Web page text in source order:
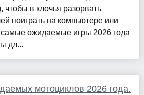
чтобы в клочья разорвать
поиграть на компьютере или
ожидаемые игры 2026 года
дл...
мотоциклов 2026 года.